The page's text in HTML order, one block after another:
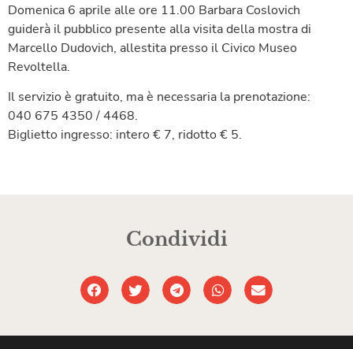
Domenica 6 aprile alle ore 11.00 Barbara Coslovich
guiderà il pubblico presente alla visita della mostra di
Marcello Dudovich, allestita presso il Civico Museo
Revoltella.
Il servizio è gratuito, ma è necessaria la prenotazione:
040 675 4350 / 4468.
Biglietto ingresso: intero € 7, ridotto € 5.
Condividi